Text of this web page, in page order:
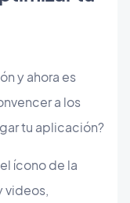
y ahora es
a los
tu aplicación?
ícono de la
videos,